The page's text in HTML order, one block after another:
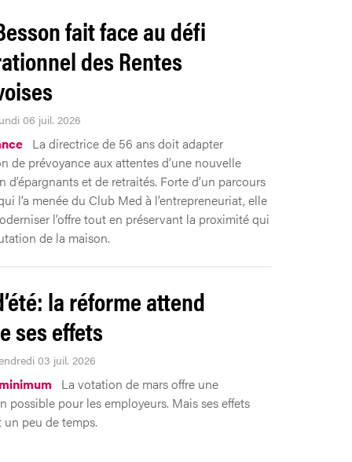
fait face au défi
des Rentes
06 juil. 2026
La directrice de 56 ans doit adapter
de prévoyance aux attentes d’une nouvelle
d’épargnants et de retraités. Forte d’un parcours
l’a menée du Club Med à l’entrepreneuriat, elle
l’offre tout en préservant la proximité qui
de la maison.
la réforme attend
ses effets
03 juil. 2026
La votation de mars offre une
possible pour les employeurs. Mais ses effets
peu de temps.